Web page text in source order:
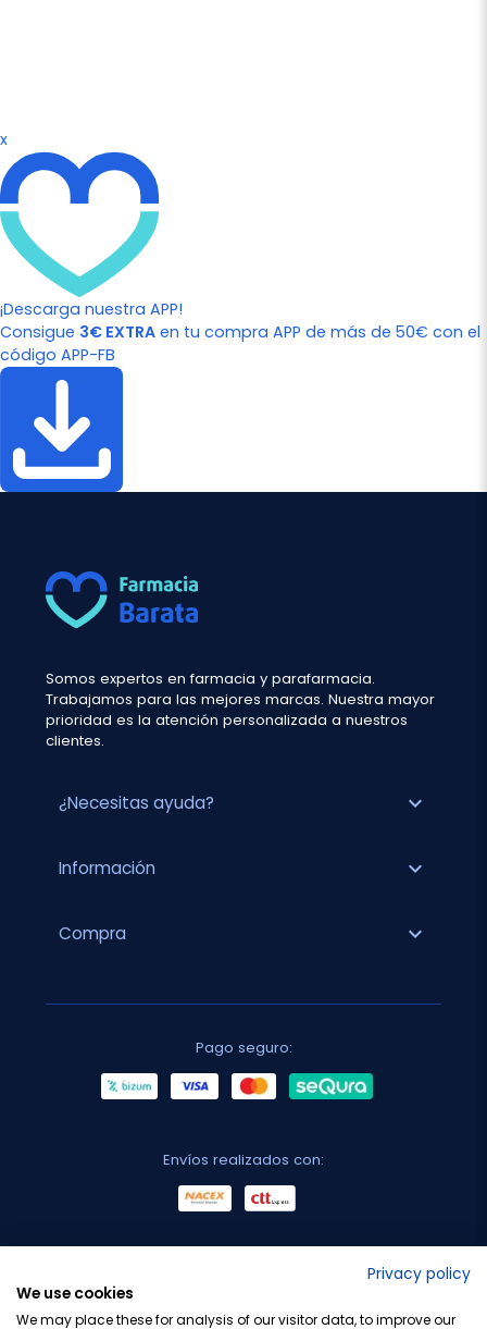
x
¡Descarga nuestra APP!
Consigue 3€ EXTRA en tu compra APP de más de 50€ con el
código APP-FB
Somos expertos en farmacia y parafarmacia.
Trabajamos para las mejores marcas. Nuestra mayor
prioridad es la atención personalizada a nuestros
clientes.
¿Necesitas ayuda? expand_more
Información expand_more
Compra expand_more
Pago seguro:
Envíos realizados con:
Privacy policy
We use cookies
We may place these for analysis of our visitor data, to improve our